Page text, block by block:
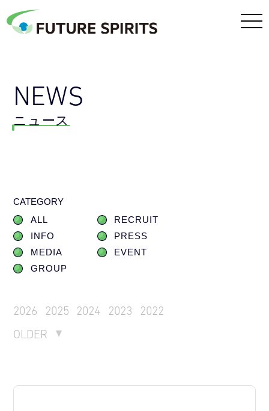
NEWS
ニュース
CATEGORY
ALL
RECRUIT
INFO
PRESS
MEDIA
EVENT
GROUP
2026 2025 2024 2023
2022
OLDER